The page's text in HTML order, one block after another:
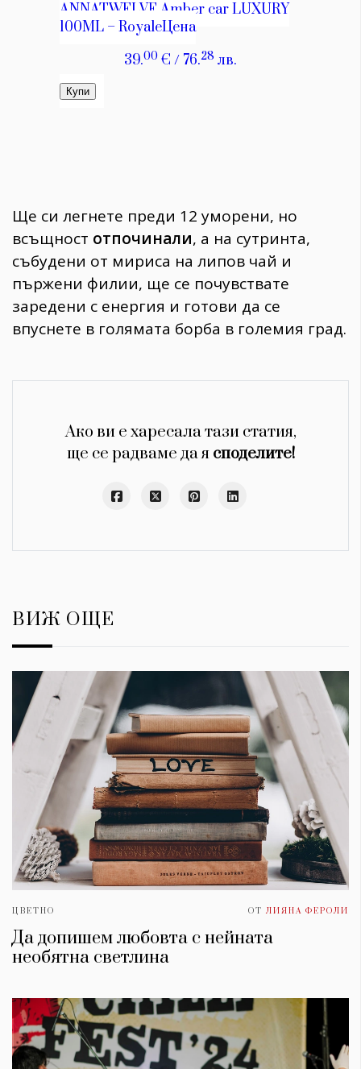
Ще си легнете преди 12 уморени, но
всъщност отпочинали, а на сутринта,
събудени от мириса на липов чай и
пържени филии, ще се почувствате
заредени с енергия и готови да се
впуснете в голямата борба в големия град.
Ако ви е харесала тази статия,
ще се радваме да я споделите!
ВИЖ ОЩЕ
ЦВЕТНО ОТ ЛИЯНА ФЕРОЛИ
Да допишем любовта с нейната
необятна светлина